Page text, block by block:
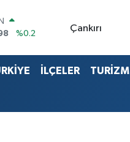
%0.32
Çankırı
İLÇELER TURİZM